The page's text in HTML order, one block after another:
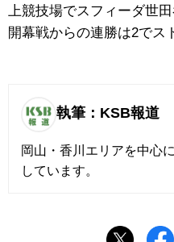
上競技場でスフィーダ世
開幕戦からの連勝は2でス
執筆：KSB報道
岡山・香川エリアを中心
しています。